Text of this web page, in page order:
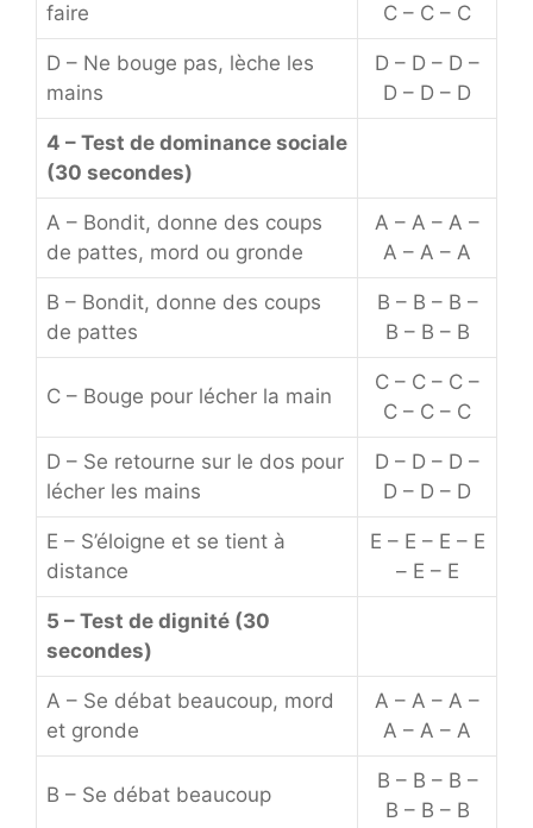
faire
C – C – C
D – Ne bouge pas, lèche les
mains
D – D – D –
D – D – D
4 – Test de dominance sociale
(30 secondes)
A – Bondit, donne des coups
de pattes, mord ou gronde
A – A – A –
A – A – A
B – Bondit, donne des coups
de pattes
B – B – B –
B – B – B
C – Bouge pour lécher la main
C – C – C –
C – C – C
D – Se retourne sur le dos pour
lécher les mains
D – D – D –
D – D – D
E – S’éloigne et se tient à
distance
E – E – E – E
– E – E
5 – Test de dignité (30
secondes)
A – Se débat beaucoup, mord
et gronde
A – A – A –
A – A – A
B – Se débat beaucoup
B – B – B –
B – B – B